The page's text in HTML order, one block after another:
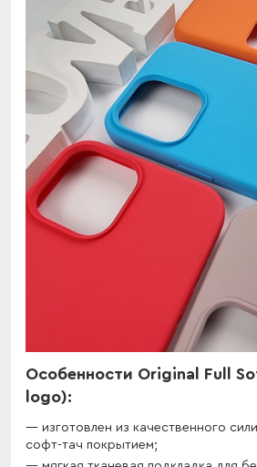
Особенности Original Full
logo):
изготовлен из качественного
софт-тач покрытием;